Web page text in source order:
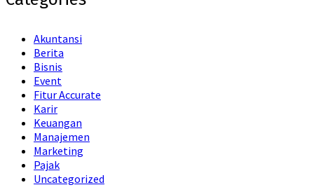
Akuntansi
Berita
Bisnis
Event
Fitur Accurate
Karir
Keuangan
Manajemen
Marketing
Pajak
Uncategorized